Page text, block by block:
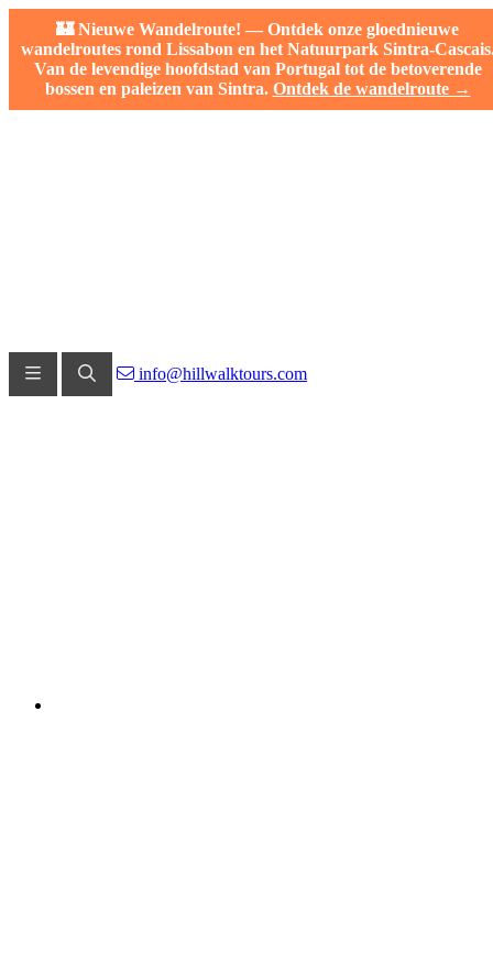
🏰 Nieuwe Wandelroute! — Ontdek onze gloednieuwe
wandelroutes rond Lissabon en het Natuurpark Sintra-
Van de levendige hoofdstad van Portugal tot de betoverende
bossen en paleizen van Sintra. Ontdek de wandelroute →
info@hillwalktours.com